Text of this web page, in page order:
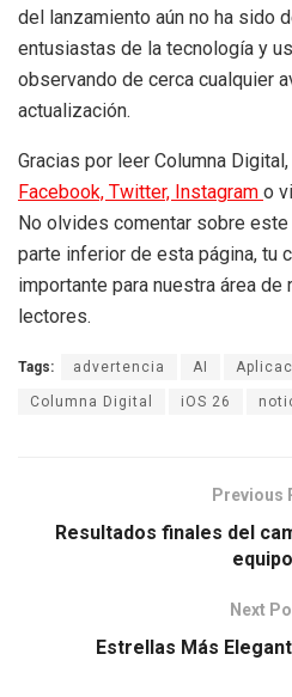
del lanzamiento aún no ha sido
entusiastas de la tecnología y
observando de cerca cualquier
actualización.
Gracias por leer Columna
Facebook, Twitter, Instagram o
No olvides comentar sobre
parte inferior de esta página, tu
importante para nuestra área
lectores.
Tags: advertencia AI
Columna Digital iOS 26
Previous
Resultados finales del
Next
Estrellas Más